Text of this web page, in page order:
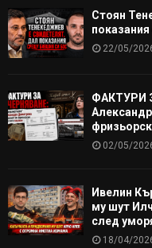
Стоян
22/05/
ФАКТУРИ
02/05/
Ивелин
му шут
след
18/04/